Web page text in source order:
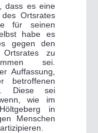
dass es eine
Ortsrates
für seinen
habe es
gegen den
zu
sei.
Auffassung,
betroffenen
Diese sei
wie im
in
Menschen